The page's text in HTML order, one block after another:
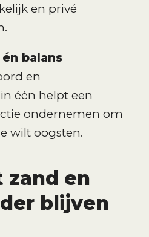
en privé
balans
en
één helpt een
ondernemen om
wilt oogsten.
zand en
blijven